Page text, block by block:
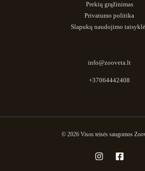
Prekių grąžinimas
Privatumo politika
Slapukų naudojimo
info@zooveta.lt
+37064442408
© 2026 Visos teisės saugomos